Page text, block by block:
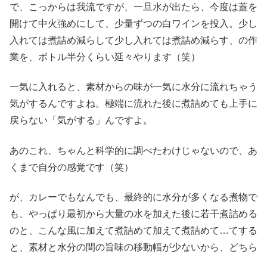
で、こっからは我流ですが、一旦水が出たら、今度は蓋を
開けて中火強めにして、少量ずつの白ワインを投入。少し
入れては煮詰め減らして少し入れては煮詰め減らす、の作
業を、ボトル半分くらい延々やります（笑）
一気に入れると、素材からの味が一気に水分に流れちゃう
気がするんですよね。極端に流れた後に煮詰めても上手に
戻らない「気がする」んですよ。
あのこれ、ちゃんと科学的に調べたわけじゃないので、あ
くまで自分の感覚です（笑）
が、カレーでもなんでも、最終的に水分が多くなる煮物で
も、やっぱり最初から大量の水を加えた後に若干煮詰める
のと、こんな風に加えて煮詰めて加えて煮詰めて…てする
と、素材と水分の間の旨味の移動幅が少ないから、どちら